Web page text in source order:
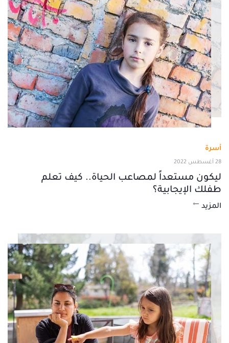
أسرة
28 أغسطس 2022
ليكون مستعداً لمصاعب الحياة.. كيف تعلم
طفلك الإيجابية؟
المزيد